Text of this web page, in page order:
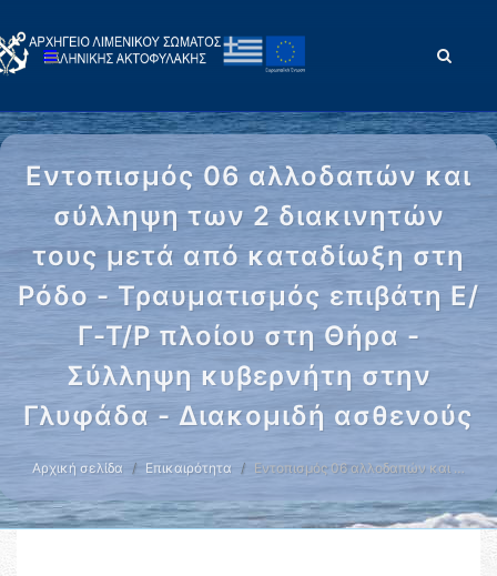
Εντοπισμός 06 αλλοδαπών και
σύλληψη των 2 διακινητών
τους μετά από καταδίωξη στη
Ρόδο - Τραυματισμός επιβάτη Ε/
Γ-Τ/Ρ πλοίου στη Θήρα -
Σύλληψη κυβερνήτη στην
Γλυφάδα - Διακομιδή ασθενούς
Αρχική σελίδα Επικαιρότητα Εντοπισμός 06 αλλοδαπών και …